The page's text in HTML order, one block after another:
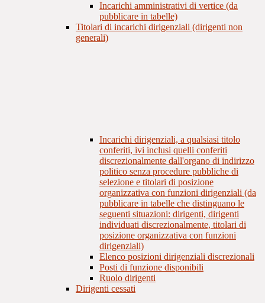
Incarichi amministrativi di vertice (da
pubblicare in tabelle)
Titolari di incarichi dirigenziali (dirigenti non
generali)
Incarichi dirigenziali, a qualsiasi titolo
conferiti, ivi inclusi quelli conferiti
discrezionalmente dall'organo di indirizzo
politico senza procedure pubbliche di
selezione e titolari di posizione
organizzativa con funzioni dirigenziali (da
pubblicare in tabelle che distinguano le
seguenti situazioni: dirigenti, dirigenti
individuati discrezionalmente, titolari di
posizione organizzativa con funzioni
dirigenziali)
Elenco posizioni dirigenziali discrezionali
Posti di funzione disponibili
Ruolo dirigenti
Dirigenti cessati